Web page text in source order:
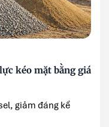
kéo mặt bằng giá
giảm đáng kể